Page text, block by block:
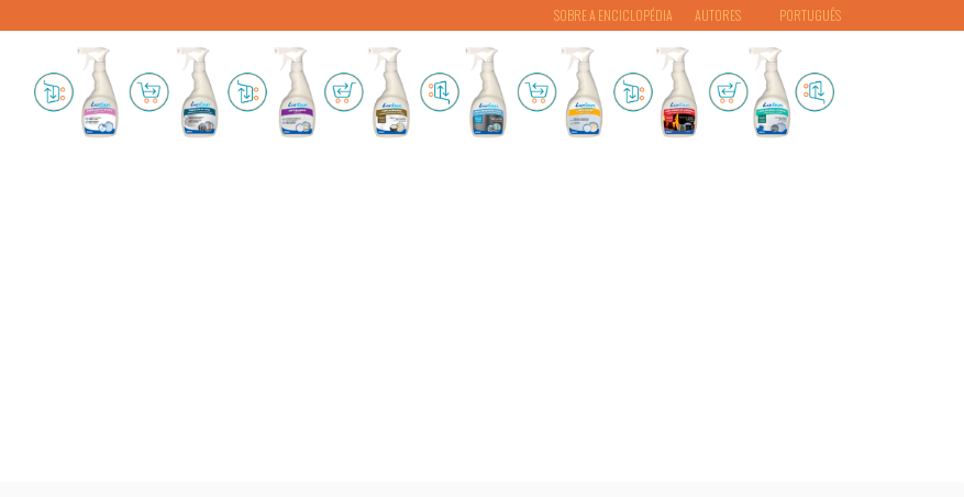
PORTUGUÊS
SOBRE A ENCICLOPÉDIA AUTORES